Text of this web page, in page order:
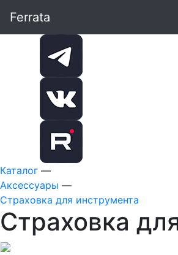
Ferrata
Каталог —
Аксессуары —
Страховка для инструмента
Страховка